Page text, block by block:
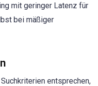
mit geringer Latenz für
bei mäßiger
entsprechen,